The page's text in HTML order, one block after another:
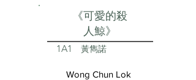
《可愛的殺
人鯨》
1A1 黃雋諾
Wong Chun Lok